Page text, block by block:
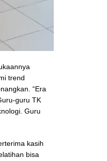
trend
“Era
guru TK
Guru
kasih
bisa